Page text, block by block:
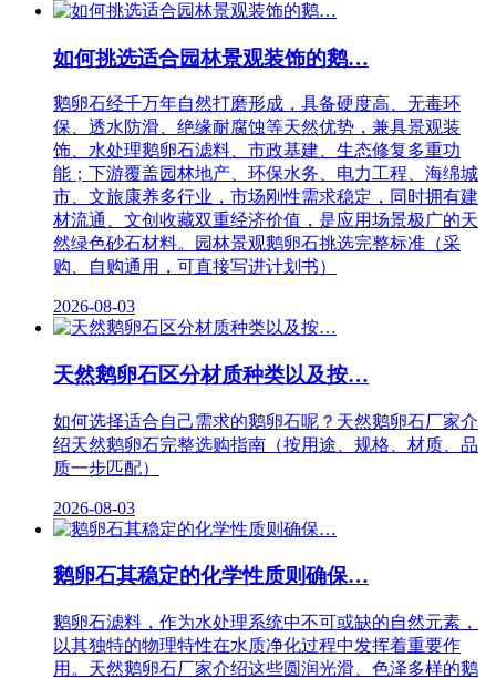
如何挑选适合园林景观装饰的鹅…
鹅卵石经千万年自然打磨形成，具备硬度高、无毒环
保、透水防滑、绝缘耐腐蚀等天然优势，兼具景观装
饰、水处理鹅卵石滤料、市政基建、生态修复多重功
能；下游覆盖园林地产、环保水务、电力工程、海绵城
市、文旅康养多行业，市场刚性需求稳定，同时拥有建
材流通、文创收藏双重经济价值，是应用场景极广的天
然绿色砂石材料。园林景观鹅卵石挑选完整标准（采
购、自购通用，可直接写进计划书）
2026-08-03
天然鹅卵石区分材质种类以及按…
如何选择适合自己需求的鹅卵石呢？天然鹅卵石厂家介
绍天然鹅卵石完整选购指南（按用途、规格、材质、品
质一步匹配）
2026-08-03
鹅卵石其稳定的化学性质则确保…
鹅卵石滤料，作为水处理系统中不可或缺的自然元素，
以其独特的物理特性在水质净化过程中发挥着重要作
用。天然鹅卵石厂家介绍这些圆润光滑、色泽多样的鹅